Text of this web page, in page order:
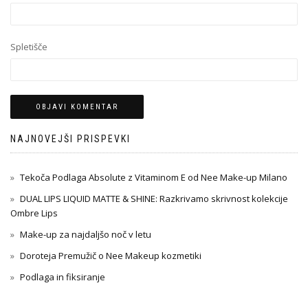
Spletišče
NAJNOVEJŠI PRISPEVKI
Tekoča Podlaga Absolute z Vitaminom E od Nee Make-up Milano
DUAL LIPS LIQUID MATTE & SHINE: Razkrivamo skrivnost kolekcije
Ombre Lips
Make-up za najdaljšo noč v letu
Doroteja Premužič o Nee Makeup kozmetiki
Podlaga in fiksiranje